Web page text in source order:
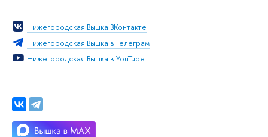
Нижегородская Вышка ВКонтакте
Нижегородская Вышка в Телеграм
Нижегородская Вышка в YouTube